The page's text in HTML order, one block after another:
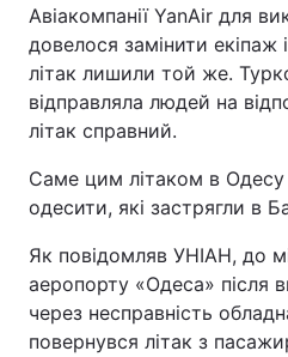
Авіакомпанії YanAir для
довелося замінити екіпаж
літак лишили той же.
відправляла людей на
літак справний.
Саме цим літаком в
одесити, які застрягли в
Як повідомляв УНІАН, до
аеропорту «Одеса» після
через несправність
повернувся літак з